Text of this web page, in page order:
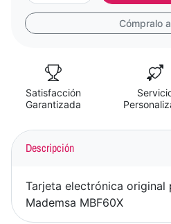
Cómpralo
Satisfacción
Garantizada
Descripción
Tarjeta electrónica original
Mademsa MBF60X